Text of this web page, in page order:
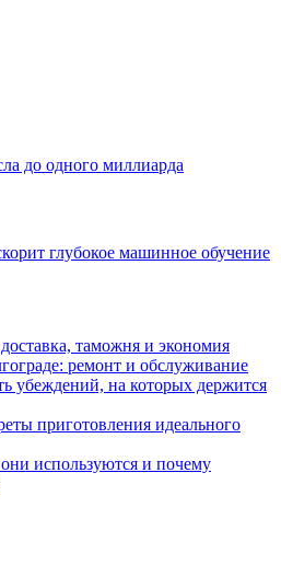
до одного миллиарда
глубокое машинное обучение
таможня и экономия
ремонт и обслуживание
убеждений, на которых держится
приготовления идеального
используются и почему